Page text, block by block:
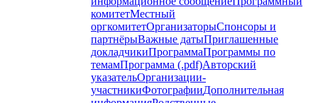
комитетМестный
оргкомитетОрганизаторыСпонсоры и
партнёрыВажные датыПриглашенные
докладчикиПрограммаПрограммы по
темамПрограмма (.pdf)Авторский
указательОрганизации-
участникиФотографииДополнительная